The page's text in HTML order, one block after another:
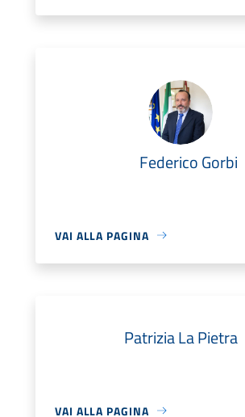
Federico Gorbi
VAI ALLA PAGINA
Patrizia La Pietra
VAI ALLA PAGINA